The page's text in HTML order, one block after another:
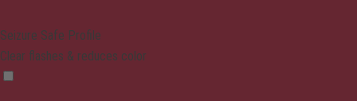
Seizure Safe Profile
Clear flashes & reduces color